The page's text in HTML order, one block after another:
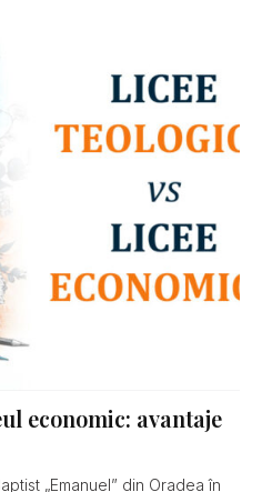
economic: avantaje
„Emanuel” din Oradea în